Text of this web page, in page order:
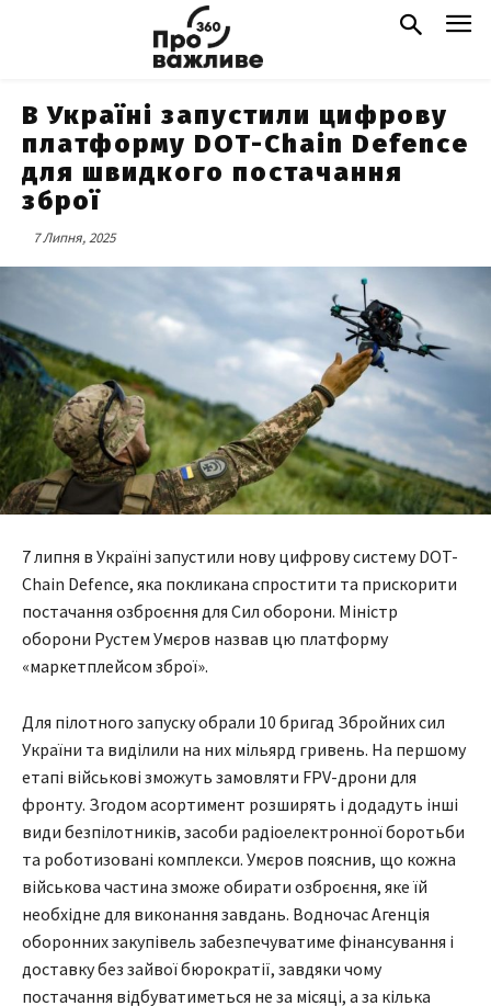
В Україні запустили цифрову
платформу DOT-Chain Defence
для швидкого постачання
зброї
7 Липня, 2025
7 липня в Україні запустили нову цифрову систему DOT-
Chain Defence, яка покликана спростити та прискорити
постачання озброєння для Сил оборони. Міністр
оборони Рустем Умєров назвав цю платформу
«маркетплейсом зброї».
Для пілотного запуску обрали 10 бригад Збройних сил
України та виділили на них мільярд гривень. На першому
етапі військові зможуть замовляти FPV-дрони для
фронту. Згодом асортимент розширять і додадуть інші
види безпілотників, засоби радіоелектронної боротьби
та роботизовані комплекси. Умєров пояснив, що кожна
військова частина зможе обирати озброєння, яке їй
необхідне для виконання завдань. Водночас Агенція
оборонних закупівель забезпечуватиме фінансування і
доставку без зайвої бюрократії, завдяки чому
постачання відбуватиметься не за місяці, а за кілька